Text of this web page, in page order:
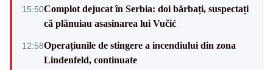
15:50Complot dejucat în Serbia: doi bărbați, suspectați
că plănuiau asasinarea lui Vučić
12:58Operațiunile de stingere a incendiului din zona
Lindenfeld, continuate